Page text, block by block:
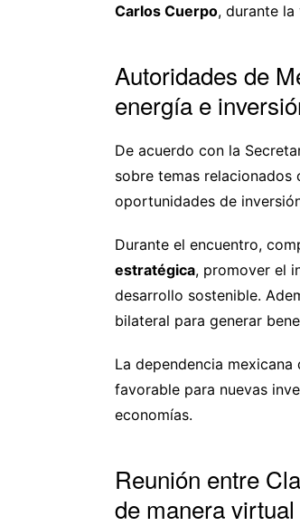
Carlos Cuerpo, durante
Autoridades de
energía e
De acuerdo con la
sobre temas
oportunidades de
Durante el encuentro,
estratégica, promover el
desarrollo sostenible.
bilateral para generar
La dependencia
favorable para nuevas
economías.
Reunión entre
de manera virtual